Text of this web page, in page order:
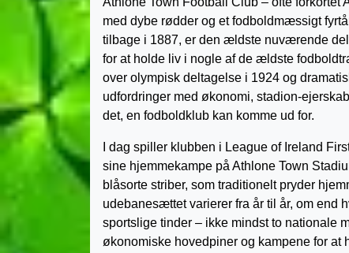
med dybe rødder og et fodboldmæssigt
tilbage i 1887, er den ældste nuværende
for at holde liv i nogle af de ældste
over olympisk deltagelse i 1924 og
udfordringer med økonomi, stadion-
det, en fodboldklub kan komme ud for.
I dag spiller klubben i League of Ireland
sine hjemmekampe på Athlone Town
blåsorte striber, som traditionelt pryder
udebanesættet varierer fra år til år, om end
sportslige tinder – ikke mindst to nationale
økonomiske hovedpiner og kampene for